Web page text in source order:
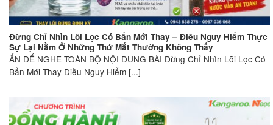
Đừng Chỉ Nhìn Lõi Lọc Có Bẩn Mới Thay – Điều Nguy Hiểm Thực
Sự Lại Nằm Ở Những Thứ Mắt Thường Không Thấy
ẤN ĐỂ NGHE TOÀN BỘ NỘI DUNG BÀI Đừng Chỉ Nhìn Lõi Lọc Có
Bẩn Mới Thay Điều Nguy Hiểm [...]